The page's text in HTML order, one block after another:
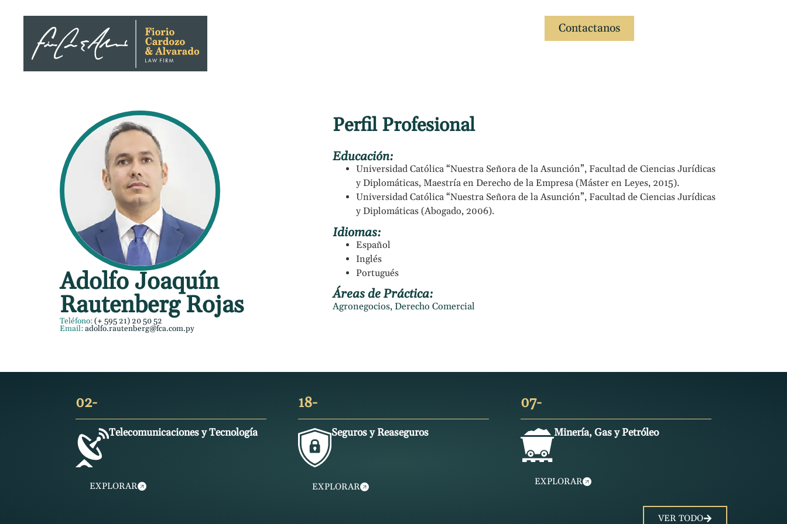
Contactanos
Adolfo Joaquín
Rautenberg Rojas
Teléfono:(+ 595 21) 20 50 52
Email:adolfo.rautenberg@fca.com.py
Perfil Profesional
Educación:
Universidad Católica “Nuestra Señora de la Asunción”, Facultad de Ciencias Jurídicas
y Diplomáticas, Maestría en Derecho de la Empresa (Máster en Leyes, 2015).
Universidad Católica “Nuestra Señora de la Asunción”, Facultad de Ciencias Jurídicas
y Diplomáticas (Abogado, 2006).
Idiomas:
Español
Inglés
Portugués
Áreas de Práctica:
Agronegocios,Derecho Comercial
02-
Telecomunicaciones y Tecnología
EXPLORAR
18-
Seguros y Reaseguros
EXPLORAR
07-
Minería, Gas y Petróleo
EXPLORAR
VER TODO